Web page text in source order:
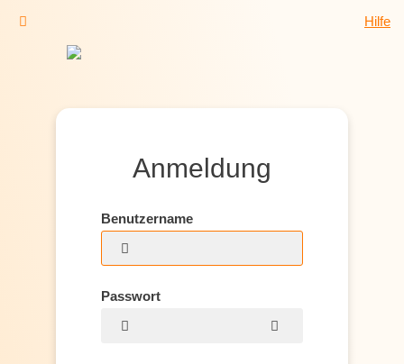
Hilfe
Anmeldung
Benutzername
Passwort